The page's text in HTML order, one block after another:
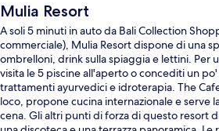
Mulia Resort
A soli 5 minuti in auto da Bali Collection
commerciale), Mulia Resort dispone di una
ombrelloni, drink sulla spiaggia e lettini. Per
visita le 5 piscine all'aperto o concediti un
trattamenti ayurvedici e idroterapia. The
loco, propone cucina internazionale e serve
cena. Gli altri punti di forza di questo resort